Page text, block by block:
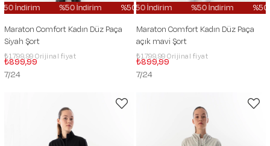
%50 İndirim %50 İndirim %50 İndirim %50 İndirim
Maraton Comfort Kadın Düz Paça
Siyah Şort
₺899,99
₺1.799,99
7/24
%50 İndirim %50 İndirim
Maraton Comfort Kadın Düz Paça
açık mavi Şort
₺899,99
₺1.799,99
7/24